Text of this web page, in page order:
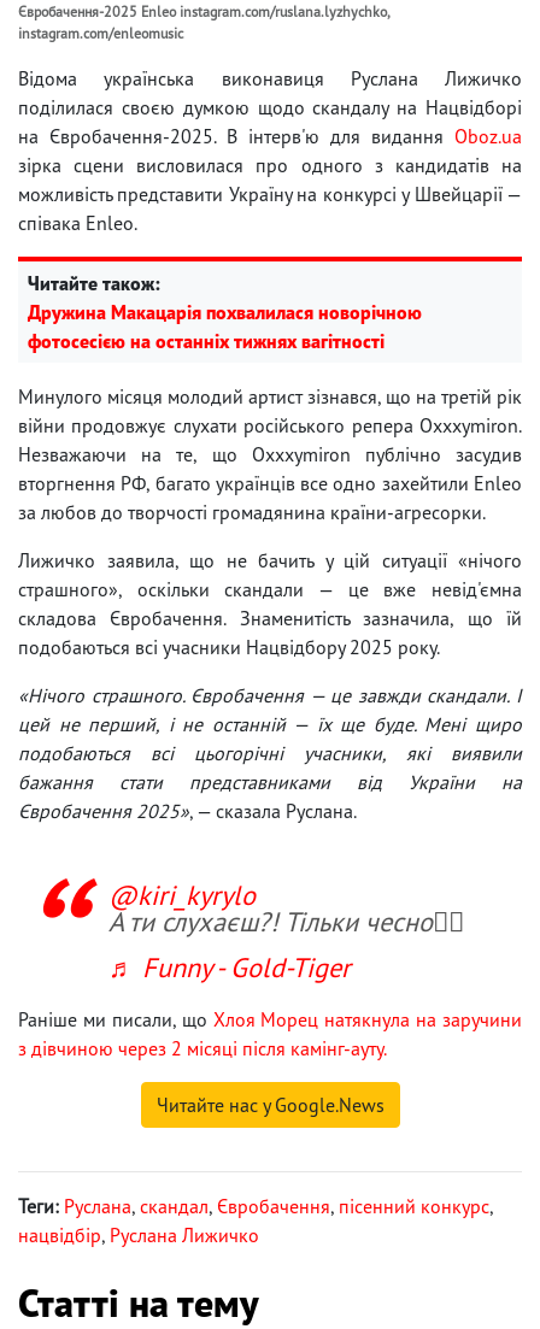
Євробачення-2025 Enleo instagram.com/ruslana.lyzhychko,
instagram.com/enleomusic
Відома українська виконавиця Руслана Лижичко
поділилася своєю думкою щодо скандалу на Нацвідборі
на Євробачення-2025. В інтерв'ю для видання Oboz.ua
зірка сцени висловилася про одного з кандидатів на
можливість представити Україну на конкурсі у Швейцарії —
співака Enleo.
Читайте також:
Дружина Макацарія похвалилася новорічною
фотосесією на останніх тижнях вагітності
Минулого місяця молодий артист зізнався, що на третій рік
війни продовжує слухати російського репера Oxxxymiron.
Незважаючи на те, що Oxxxymiron публічно засудив
вторгнення РФ, багато українців все одно захейтили Enleo
за любов до творчості громадянина країни-агресорки.
Лижичко заявила, що не бачить у цій ситуації «нічого
страшного», оскільки скандали — це вже невід'ємна
складова Євробачення. Знаменитість зазначила, що їй
подобаються всі учасники Нацвідбору 2025 року.
«Нічого страшного. Євробачення — це завжди скандали. І
цей не перший, і не останній — їх ще буде. Мені щиро
подобаються всі цьогорічні учасники, які виявили
бажання стати представниками від України на
Євробачення 2025», — сказала Руслана.
@kiri_kyrylo
А ти слухаєш?! Тільки чесно👇🏼
♬ Funny - Gold-Tiger
Раніше ми писали, що Хлоя Морец натякнула на заручини
з дівчиною через 2 місяці після камінг-ауту.
Читайте нас у Google.News
Теги: Руслана, скандал, Євробачення, пісенний конкурс,
нацвідбір, Руслана Лижичко
Статті на тему